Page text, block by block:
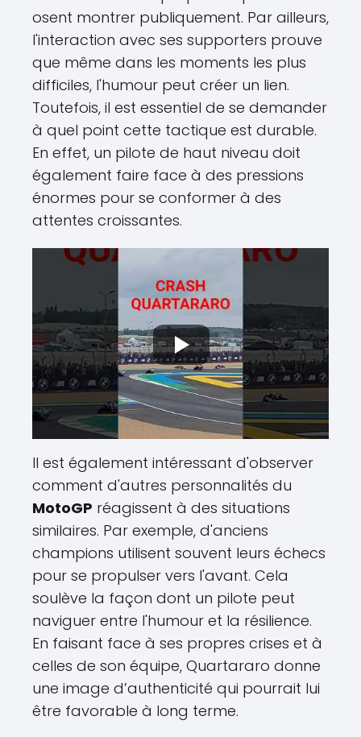
osent montrer publiquement. Par ailleurs,
l'interaction avec ses supporters prouve
que même dans les moments les plus
difficiles, l'humour peut créer un lien.
Toutefois, il est essentiel de se demander
à quel point cette tactique est durable.
En effet, un pilote de haut niveau doit
également faire face à des pressions
énormes pour se conformer à des
attentes croissantes.
Il est également intéressant d'observer
comment d'autres personnalités du
MotoGP réagissent à des situations
similaires. Par exemple, d'anciens
champions utilisent souvent leurs échecs
pour se propulser vers l'avant. Cela
soulève la façon dont un pilote peut
naviguer entre l'humour et la résilience.
En faisant face à ses propres crises et à
celles de son équipe, Quartararo donne
une image d’authenticité qui pourrait lui
être favorable à long terme.